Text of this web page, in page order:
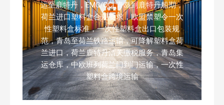
运至鹿特丹，EMC/OCL青岛到鹿特丹船期，
荷兰进口塑料盒合规要求，欧盟禁塑令一次
性塑料盒标准，一次性塑料盒出口包装规
范，青岛至荷兰铁路运输，可降解塑料盒荷
兰进口，荷兰鹿特丹清关缴税服务，青岛集
运仓库，中欧班列荷兰门到门运输，一次性
塑料盒跨境运输